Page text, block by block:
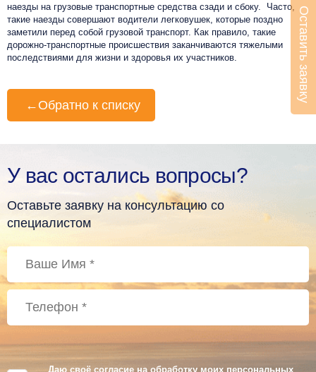
наезды на грузовые транспортные средства сзади и сбоку. Часто,
такие наезды совершают водители легковушек, которые поздно
заметили перед собой грузовой транспорт. Как правило, такие
дорожно-транспортные происшествия заканчиваются тяжелыми
последствиями для жизни и здоровья их участников.
← Обратно к списку
У вас остались вопросы?
Оставьте заявку на консультацию со
специалистом
Даю своё согласие на обработку моих персональных
Оставить заявку